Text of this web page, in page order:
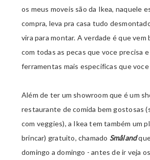
os meus moveis são da Ikea, naquele
compra, leva pra casa tudo
vira para montar. A verdade é que vem
com todas as pecas que voce precisa
ferramentas mais especificas que
Além de ter um showroom que é um
restaurante de comida bem gostosas
com veggies), a Ikea tem também um
brincar) gratuito, chamado Småland
domingo a domingo - antes de ir veja